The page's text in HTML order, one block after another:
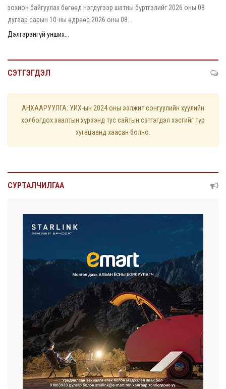
зохион байгуулах бөгөөд нэгдүгээр шатны бүртгэлийг 2026 оны 08
дугаар сарын 10-ны өдрөөс 2026 оны 08...
Дэлгэрэнгүй унших...
СЭТГЭГДЭЛ
АНХААРУУЛГА: УИХ-ын 2024 оны ээлжит сонгуулийн хуулийн
холбогдох заалтын хүрээнд тус сайтын сэтгэгдэл хэсгийг түр
хугацаанд хаасан болно.
СУРТАЛЧИЛГАА